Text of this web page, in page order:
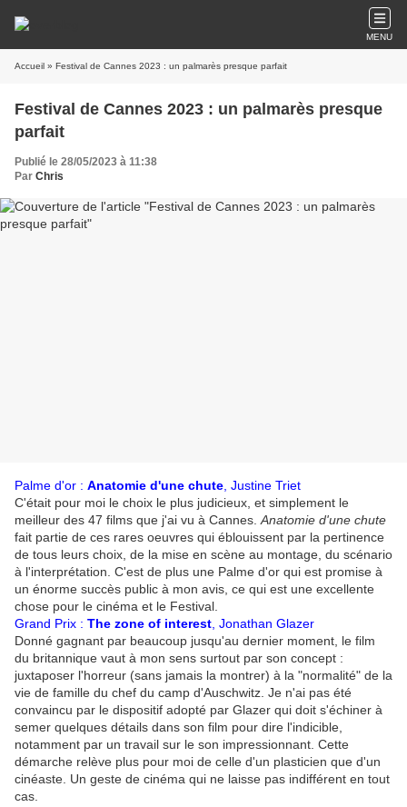
MENU
Accueil » Festival de Cannes 2023 : un palmarès presque parfait
Festival de Cannes 2023 : un palmarès presque
parfait
Publié le 28/05/2023 à 11:38
Par Chris
Palme d'or : Anatomie d'une chute , Justine Triet
C'était pour moi le choix le plus judicieux, et simplement le
meilleur des 47 films que j'ai vu à Cannes. Anatomie d'une chute
fait partie de ces rares oeuvres qui éblouissent par la pertinence
de tous leurs choix, de la mise en scène au montage, du scénario
à l'interprétation. C'est de plus une Palme d'or qui est promise à
un énorme succès public à mon avis, ce qui est une excellente
chose pour le cinéma et le Festival.
Grand Prix : The zone of interest , Jonathan Glazer
Donné gagnant par beaucoup jusqu'au dernier moment, le film
du britannique vaut à mon sens surtout par son concept :
juxtaposer l'horreur (sans jamais la montrer) à la "normalité" de la
vie de famille du chef du camp d'Auschwitz. Je n'ai pas été
convaincu par le dispositif adopté par Glazer qui doit s'échiner à
semer quelques détails dans son film pour dire l'indicible,
notamment par un travail sur le son impressionnant. Cette
démarche relève plus pour moi de celle d'un plasticien que d'un
cinéaste. Un geste de cinéma qui ne laisse pas indifférent en tout
cas.